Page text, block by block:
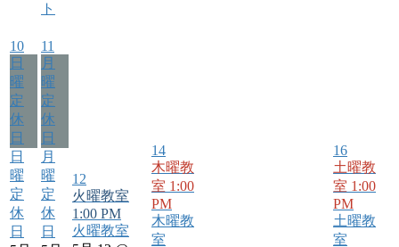
ト
10
日
曜
定
休
日
日
曜
定
休
日
11
月
曜
定
休
日
月
曜
定
休
日
12
火曜教室
1:00 PM
火曜教室
14
木曜教
室 1:00
PM
木曜教
室
16
土曜教
室 1:00
PM
土曜教
室